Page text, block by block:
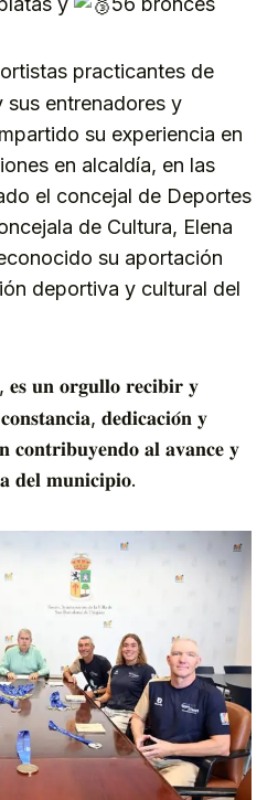
practicantes de
sus entrenadores y
su experiencia en
en alcaldía, en las
el concejal de Deportes
de Cultura, Elena
su aportación
deportiva y cultural del
𝐮𝐧 𝐨𝐫𝐠𝐮𝐥𝐥𝐨 𝐫𝐞𝐜𝐢𝐛𝐢𝐫 𝐲
𝐝𝐞𝐝𝐢𝐜𝐚𝐜𝐢𝐨́𝐧 𝐲
𝐜𝐨𝐧𝐭𝐫𝐢𝐛𝐮𝐲𝐞𝐧𝐝𝐨 𝐚𝐥 𝐚𝐯𝐚𝐧𝐜𝐞 𝐲
𝐝𝐞𝐥 𝐦𝐮𝐧𝐢𝐜𝐢𝐩𝐢𝐨.